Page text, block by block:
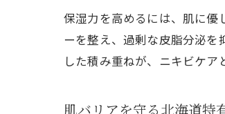
保湿力を高めるには、肌に優
ーを整え、過剰な皮脂分泌
した積み重ねが、ニキビケア
肌バリアを守る北海道特